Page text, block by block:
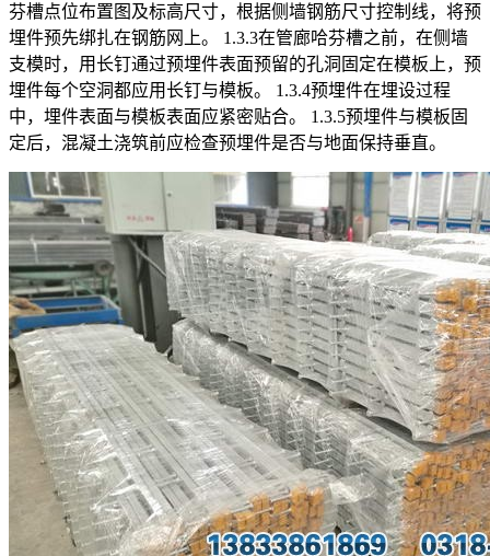
芬槽点位布置图及标高尺寸，根据侧墙钢筋尺寸控制线，将预
埋件预先绑扎在钢筋网上。 1.3.3在管廊哈芬槽之前，在侧墙
支模时，用长钉通过预埋件表面预留的孔洞固定在模板上，预
埋件每个空洞都应用长钉与模板。 1.3.4预埋件在埋设过程
中，埋件表面与模板表面应紧密贴合。 1.3.5预埋件与模板固
定后，混凝土浇筑前应检查预埋件是否与地面保持垂直。